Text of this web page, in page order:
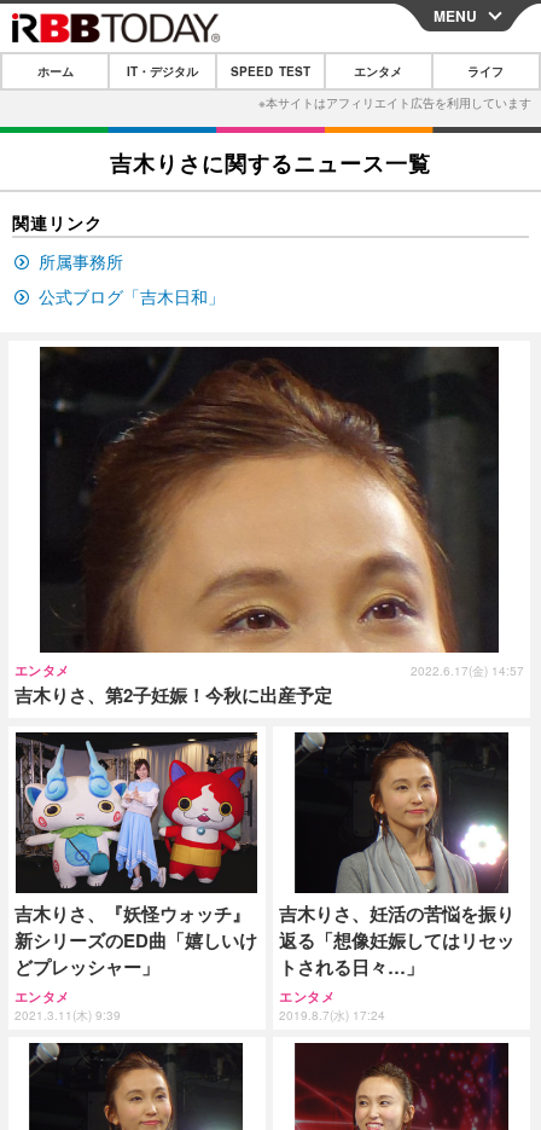
CLOSE
ホーム
IT・デジタル
IT・デジタルTOP スマートフォン
ショッピング
エンタメ
エンタメTOP
スポーツ
グラビア ブログ
ショッピング その他
ライフ
ペット
その他
プッシュ通知の停止方法
MENU
ホーム IT・デジタル SPEED TEST エンタメ ライフ
吉木りさに関するニュース一覧
関連リンク
所属事務所
公式ブログ「吉木日和」
吉木りさ、第2子妊娠！今秋に出産予定
エンタメ 2022.6.17(金) 14:57
吉木りさ、『妖怪ウォッチ』
新シリーズのED曲「嬉しいけ
どプレッシャー」
エンタメ
2021.3.11(木) 9:39
吉木りさ、妊活の苦悩を振り
返る「想像妊娠してはリセッ
トされる日々…」
エンタメ
2019.8.7(水) 17:24